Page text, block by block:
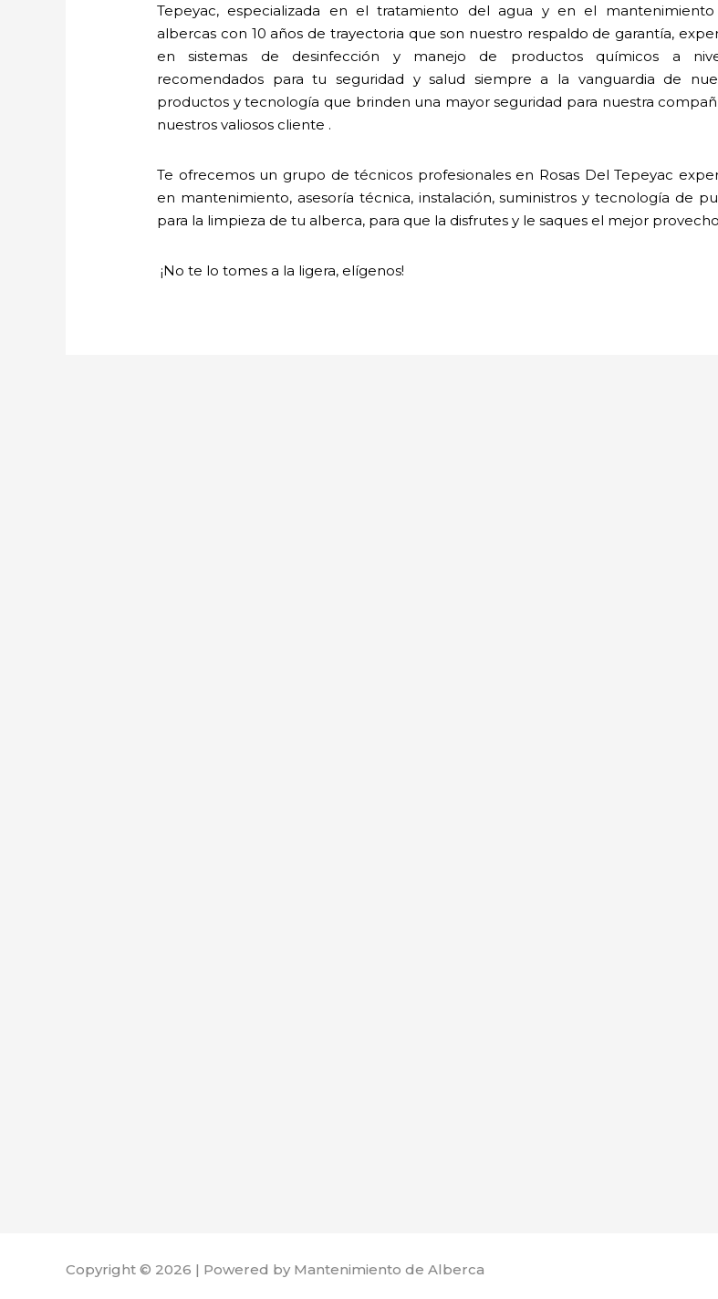
Tepeyac, especializada en el tratamiento del agua y en el
albercas con 10 años de trayectoria que son nuestro respaldo de garantía,
en sistemas de desinfección y manejo de productos químicos a
recomendados para tu seguridad y salud siempre a la vanguardia de
productos y tecnología que brinden una mayor seguridad para nuestra
nuestros valiosos cliente .
Te ofrecemos un grupo de técnicos profesionales en Rosas Del Tepeyac
en mantenimiento, asesoría técnica, instalación, suministros y tecnología de
para la limpieza de tu alberca, para que la disfrutes y le saques el mejor
¡No te lo tomes a la ligera, elígenos!
Copyright © 2026 | Powered by Mantenimiento de Alberca